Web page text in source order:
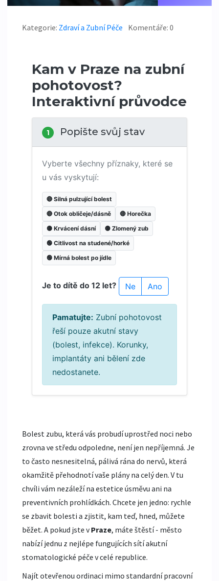
Kategorie: Zdraví a Zubní Péče Komentáře: 0
Kam v Praze na zubní
pohotovost?
Interaktivní průvodce
1 Popište svůj stav
Vyberte všechny příznaky, které se
u vás vyskytují:
🔴 Silná pulzující bolest
🔴 Otok obličeje/dásně
🔴 Horečka
🟡 Krvácení dásní
🟡 Zlomený zub
🟢 Citlivost na studené/horké
🟢 Mírná bolest po jídle
Je to dítě do 12 let? Ne Ano
Pamatujte: Zubní pohotovost
řeší pouze akutní stavy
(bolest, infekce). Korunky,
implantáty ani bělení zde
nedostanete.
Bolest zubu, která vás probudí uprostřed noci nebo
zrovna ve středu odpoledne, není jen nepříjemná. Je
to často nesnesitelná, pálivá rána do nervů, která
okamžitě přehodnotí vaše plány na celý den. V tu
chvíli vám nezáleží na estetice úsměvu ani na
preventivních prohlídkách. Chcete jen jedno: rychle
se zbavit bolesti a zjistit, kam teď, hned, můžete
běžet. A pokud jste vPraze, máte štěstí - město
nabízí jednu z nejlépe fungujících sítí akutní
stomatologické péče v celé republice.
Najít otevřenou ordinaci mimo standardní pracovní